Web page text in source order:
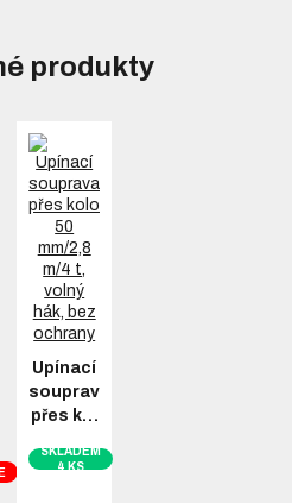
produkty
Upínací
souprava
přes k…
SKLADEM
4 KS